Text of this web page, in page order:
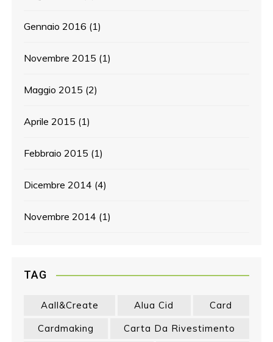
Gennaio 2016 (1)
Novembre 2015 (1)
Maggio 2015 (2)
Aprile 2015 (1)
Febbraio 2015 (1)
Dicembre 2014 (4)
Novembre 2014 (1)
TAG
Aall&create Alua Cid
Card
Cardmaking
Carta Da Rivestimento